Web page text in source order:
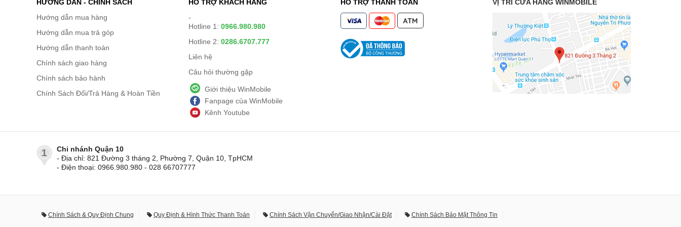
HƯỚNG DẪN - CHÍNH SÁCH
Hướng dẫn mua hàng
Hướng dẫn mua trả góp
Hướng dẫn thanh toán
Chính sách giao hàng
Chính sách bảo hành
Chính Sách Đổi/Trả Hàng & Hoàn Tiền
HỖ TRỢ KHÁCH HÀNG
-
Hotline 1: 0966.980.980
Hotline 2: 0286.6707.777
Liên hệ
Câu hỏi thường gặp
Giới thiệu WinMobile
Fanpage của WinMobile
Kênh Youtube
HỖ TRỢ THANH TOÁN VỊ TRÍ CỬA HÀNG WINMOBILE
1
Chi nhánh Quận 10
- Địa chỉ: 821 Đường 3 tháng 2, Phường 7, Quận 10, TpHCM
- Điện thoại: 0966.980.980 - 028 66707777
Chính Sách & Quy Định Chung Quy Định & Hình Thức Thanh Toán Chính Sách Vận Chuyển/Giao Nhận/Cài Đặt Chính Sách Bảo Mật Thông Tin